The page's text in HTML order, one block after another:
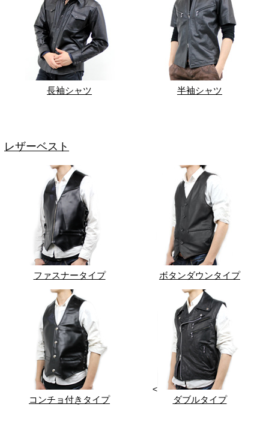
長袖シャツ 半袖シャツ
レザーベスト
ファスナータイプ ボタンダウンタイプ
コンチョ付きタイプ
<
ダブルタイプ